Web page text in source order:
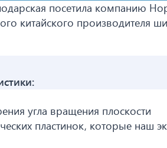
посетила компанию
китайского производителя
угла вращения плоскости
пластинок, которые наш